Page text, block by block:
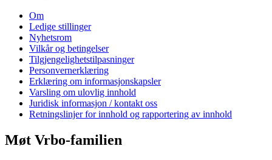
Om
Ledige stillinger
Nyhetsrom
Vilkår og betingelser
Tilgjengelighetstilpasninger
Personvernerklæring
Erklæring om informasjonskapsler
Varsling om ulovlig innhold
Juridisk informasjon / kontakt oss
Retningslinjer for innhold og rapportering av innhold
Møt Vrbo-familien